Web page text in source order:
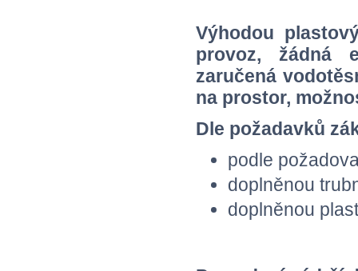
Výhodou
provoz, žádná
zaručená
na prostor,
Dle požadavků
podle
doplněnou
doplněnou